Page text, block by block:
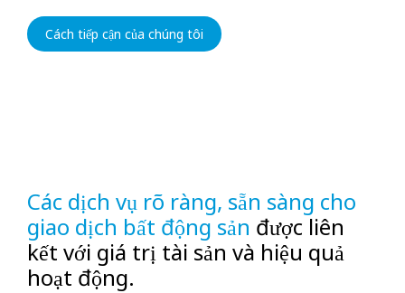
phân tích dữ liệu giúp hỗ trợ phát
triển bền vững, đảm bảo an toàn cho
Cách tiếp cận của chúng tôi
Các dịch vụ rõ ràng, sẵn sàng cho
giao dịch bất động sản được liên
kết với giá trị tài sản và hiệu quả
hoạt động.